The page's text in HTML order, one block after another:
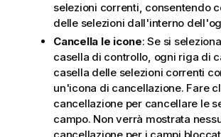
selezioni correnti, consentendo
delle selezioni dall'interno
Cancella le icone: Se si
casella di controllo, ogni riga di
casella delle selezioni correnti
un'icona di cancellazione. Fare
cancellazione per cancellare le
campo. Non verrà mostrata